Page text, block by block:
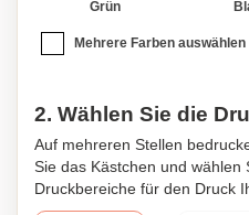
Grün
Mehrere Farben auswählen
2. Wählen Sie die
Auf mehreren Stellen
Sie das Kästchen und wählen
Druckbereiche für den Druck